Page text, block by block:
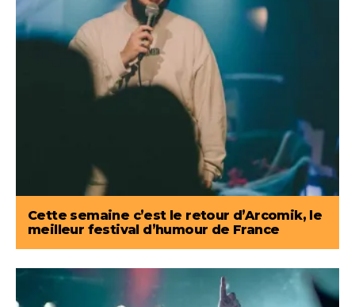
Cette semaine c’est le retour d’Arcomik, le
meilleur festival d’humour de France